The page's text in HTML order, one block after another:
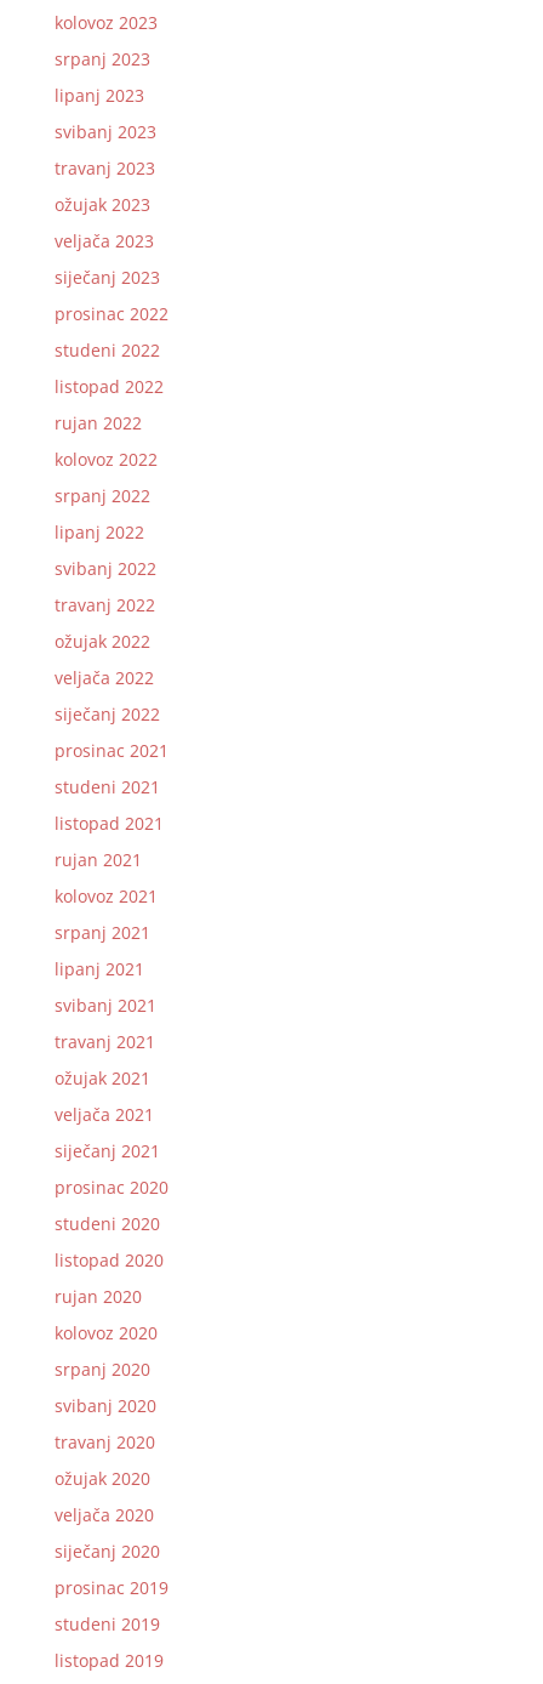
kolovoz 2023
srpanj 2023
lipanj 2023
svibanj 2023
travanj 2023
ožujak 2023
veljača 2023
siječanj 2023
prosinac 2022
studeni 2022
listopad 2022
rujan 2022
kolovoz 2022
srpanj 2022
lipanj 2022
svibanj 2022
travanj 2022
ožujak 2022
veljača 2022
siječanj 2022
prosinac 2021
studeni 2021
listopad 2021
rujan 2021
kolovoz 2021
srpanj 2021
lipanj 2021
svibanj 2021
travanj 2021
ožujak 2021
veljača 2021
siječanj 2021
prosinac 2020
studeni 2020
listopad 2020
rujan 2020
kolovoz 2020
srpanj 2020
svibanj 2020
travanj 2020
ožujak 2020
veljača 2020
siječanj 2020
prosinac 2019
studeni 2019
listopad 2019